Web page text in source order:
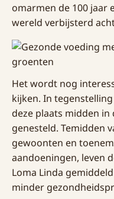
omarmen de 100 jaar
wereld verbijsterd
Het wordt nog
kijken. In
deze plaats midden
genesteld. Temidden
gewoonten en
aandoeningen, leven
Loma Linda
minder